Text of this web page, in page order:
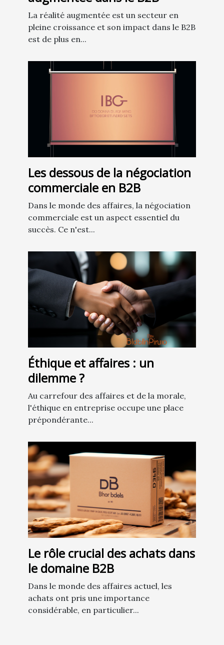
La réalité augmentée est un secteur en
pleine croissance et son impact dans le B2B
est de plus en...
Les dessous de la négociation
commerciale en B2B
Dans le monde des affaires, la négociation
commerciale est un aspect essentiel du
succès. Ce n'est...
Éthique et affaires : un
dilemme ?
Au carrefour des affaires et de la morale,
l'éthique en entreprise occupe une place
prépondérante...
Le rôle crucial des achats dans
le domaine B2B
Dans le monde des affaires actuel, les
achats ont pris une importance
considérable, en particulier...